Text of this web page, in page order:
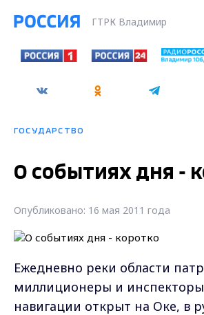
ГТРК Владимир
ГОСУДАРСТВО
О событиях дня -
Опубликовано: 16 мая 2011 года
Ежедневно реки области
миллиционеры и
навигации открыт на Оке, в